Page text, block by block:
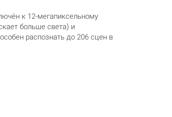
к 12-мегапиксельному
больше света) и
распознать до 206 сцен в